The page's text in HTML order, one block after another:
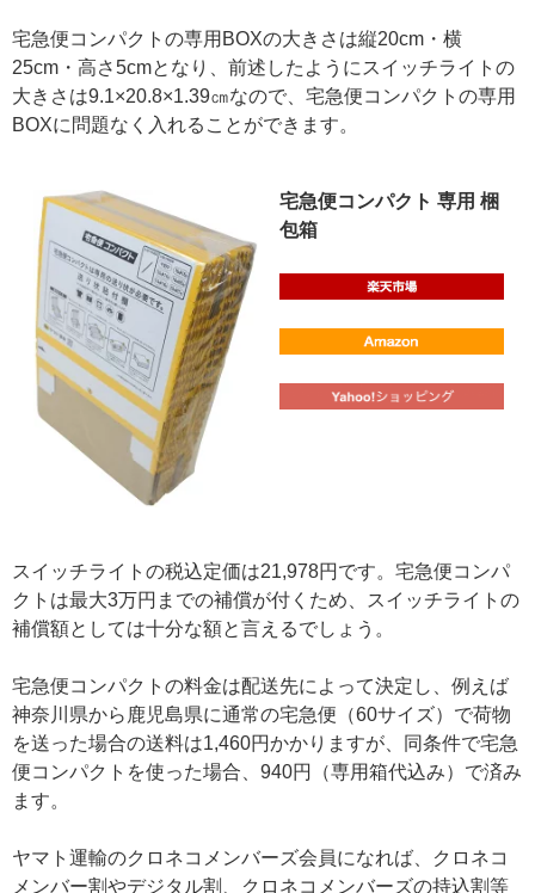
宅急便コンパクトの専用BOXの大きさは縦20cm・横
25cm・高さ5cmとなり、前述したようにスイッチライトの
大きさは9.1×20.8×1.39㎝なので、宅急便コンパクトの専用
BOXに問題なく入れることができます。
宅急便コンパクト 専用 梱
包箱
スイッチライトの税込定価は21,978円です。宅急便コンパ
クトは最大3万円までの補償が付くため、スイッチライトの
補償額としては十分な額と言えるでしょう。
宅急便コンパクトの料金は配送先によって決定し、例えば
神奈川県から鹿児島県に通常の宅急便（60サイズ）で荷物
を送った場合の送料は1,460円かかりますが、同条件で宅急
便コンパクトを使った場合、940円（専用箱代込み）で済み
ます。
ヤマト運輸のクロネコメンバーズ会員になれば、クロネコ
メンバー割やデジタル割、クロネコメンバーズの持込割等